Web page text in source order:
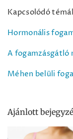
Kapcsolódó
Hormonális
A fogamzásgátló
Méhen belüli
Ajánlott